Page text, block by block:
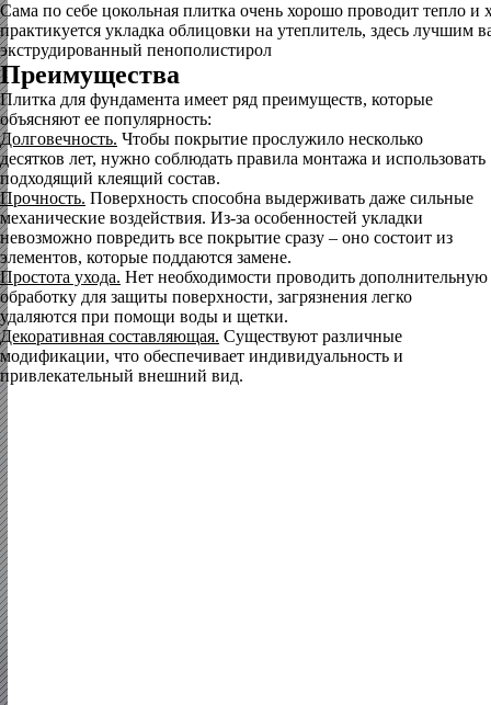
Сама по себе цокольная плитка очень хорошо проводит тепло и
практикуется укладка облицовки на утеплитель, здесь лучшим
экструдированный пенополистирол
Преимущества
Плитка для фундамента имеет ряд преимуществ, которые
объясняют ее популярность:
Долговечность. Чтобы покрытие прослужило несколько
десятков лет, нужно соблюдать правила монтажа и использовать
подходящий клеящий состав.
Прочность. Поверхность способна выдерживать даже сильные
механические воздействия. Из-за особенностей укладки
невозможно повредить все покрытие сразу – оно состоит из
элементов, которые поддаются замене.
Простота ухода. Нет необходимости проводить дополнительную
обработку для защиты поверхности, загрязнения легко
удаляются при помощи воды и щетки.
Декоративная составляющая. Существуют различные
модификации, что обеспечивает индивидуальность и
привлекательный внешний вид.